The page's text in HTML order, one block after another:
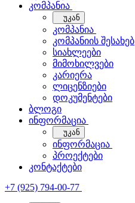
კომპანია
უკან
კომპანია
კომპანიის შესახებ
სიახლეები
მიმოხილვები
კარიერა
ლიცენზიები
დოკუმენტები
ბლოგი
ინფორმაცია
უკან
ინფორმაცია
პროექტები
კონტაქტები
+7 (925) 794-00-77